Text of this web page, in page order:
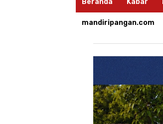
Beranda Kabar
mandiripangan.com